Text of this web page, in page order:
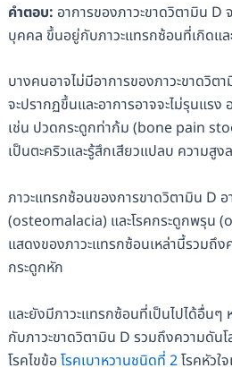
คำตอบ: อาการของภาวะขาดวิตามิน D
บุคคล ขึ้นอยู่กับภาวะแทรกซ้อนที่เกิดแ
บางคนอาจไม่มีอาการของภาวะขาดวิต
จะปรากฏขึ้นและอาการอาจจะไม่รุนแรง
เช่น ปวดกระดูกท่าก้ม (bone pain
เป็นตะคริวและรู้สึกเสียวแปลบ ความสู
ภาวะแทรกซ้อนของการขาดวิตามิน D
(osteomalacia) และโรคกระดูกพรุน
แสดงของภาวะแทรกซ้อนเหล่านี้รวมถึ
กระดูกหัก
และยังมีภาวะแทรกซ้อนที่เป็นไปได้อื่นๆ
กับภาวะขาดวิตามิน D รวมถึงความดัน
โรคไขข้อโรคเบาหวานชนิดที่ 2โรคหัวใ